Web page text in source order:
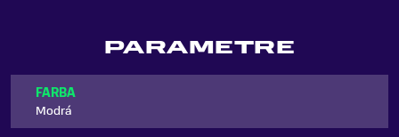
PARAMETRE
FARBA
Modrá